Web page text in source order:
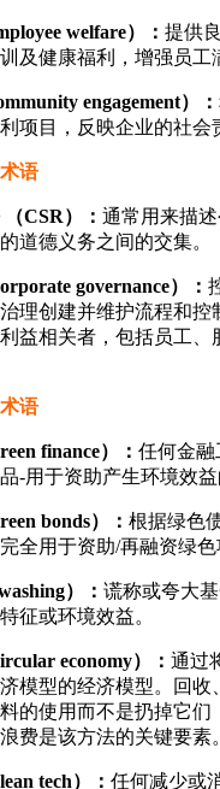
welfare）： 提供
及健康福利，增强员工
engagement）：
项目，反映企业的社会
语
CSR）： 通常用来描
道德义务之间的交集。
governance）：
理创建并维护流程和控
益相关者，包括员工、
语
finance）： 任何金融
-用于资助产生环境效益
bonds）： 根据绿色
全用于资助/再融资绿色
）： 谎称或夸大
征或环境效益。
economy）： 通过
模型的经济模型。回收
的使用而不是扔掉它们
费是该方法的关键要素。
tech）： 任何减少或